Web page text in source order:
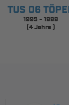
TUS 06
1995 - 1999
(4 Jahre )